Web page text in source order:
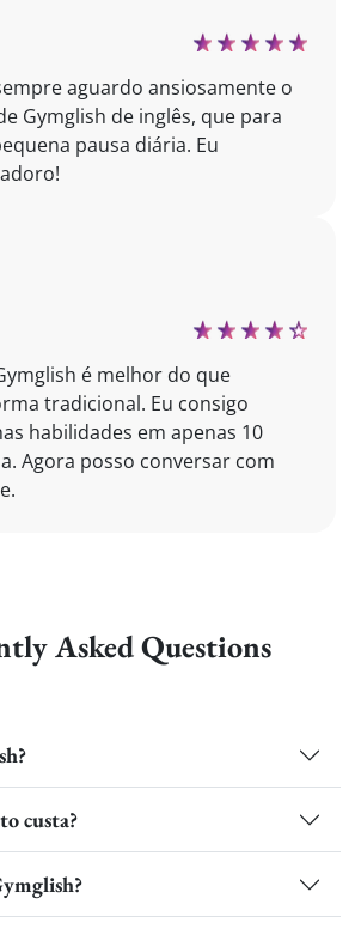
aguardo ansiosamente o
Gymglish de inglês, que para
pausa diária. Eu
é melhor do que
tradicional. Eu consigo
habilidades em apenas 10
Agora posso conversar com
Asked Questions
custa?